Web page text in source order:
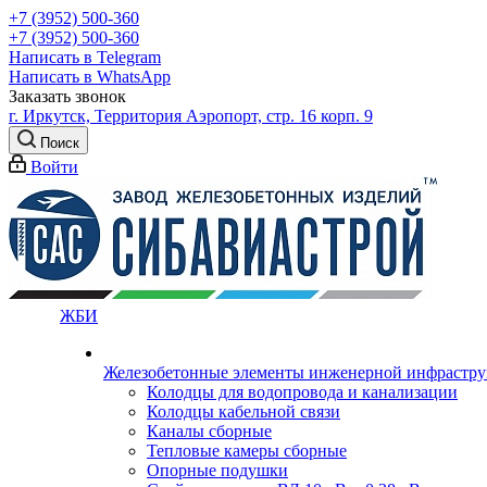
+7 (3952) 500-360
+7 (3952) 500-360
Написать в Telegram
Написать в WhatsApp
Заказать звонок
г. Иркутск, Территория Аэропорт, стр. 16 корп. 9
Поиск
Войти
ЖБИ
Железобетонные элементы инженерной
Колодцы для водопровода и канализации
Колодцы кабельной связи
Каналы сборные
Тепловые камеры сборные
Опорные подушки